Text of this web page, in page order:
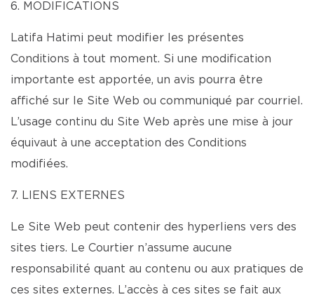
6. MODIFICATIONS
Latifa Hatimi peut modifier les présentes
Conditions à tout moment. Si une modification
importante est apportée, un avis pourra être
affiché sur le Site Web ou communiqué par courriel.
L’usage continu du Site Web après une mise à jour
équivaut à une acceptation des Conditions
modifiées.
7. LIENS EXTERNES
Le Site Web peut contenir des hyperliens vers des
sites tiers. Le Courtier n’assume aucune
responsabilité quant au contenu ou aux pratiques de
ces sites externes. L’accès à ces sites se fait aux